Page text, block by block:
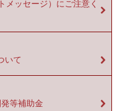
メッセージ）にご注意く
いて
等補助金